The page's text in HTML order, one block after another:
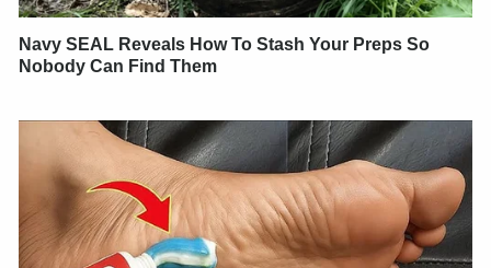
Navy SEAL Reveals How To Stash Your Preps So
Nobody Can Find Them